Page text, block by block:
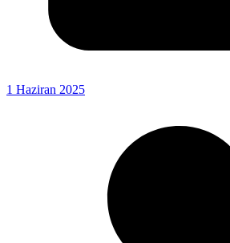
1 Haziran 2025